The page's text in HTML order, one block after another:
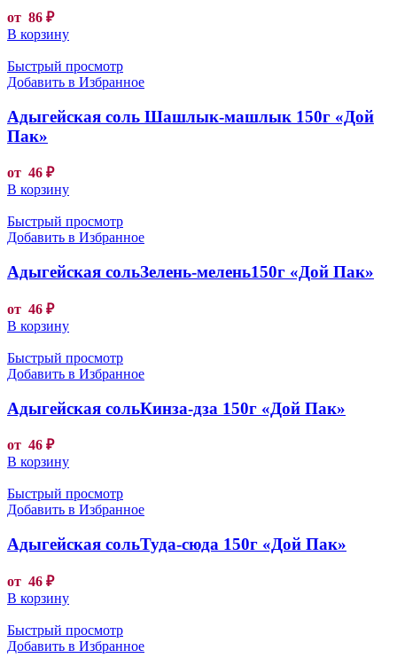
от 86 ₽
В корзину
Быстрый просмотр
Добавить в Избранное
Адыгейская соль Шашлык-машлык 150г «Дой
Пак»
от 46 ₽
В корзину
Быстрый просмотр
Добавить в Избранное
Адыгейская сольЗелень-мелень150г «Дой Пак»
от 46 ₽
В корзину
Быстрый просмотр
Добавить в Избранное
Адыгейская сольКинза-дза 150г «Дой Пак»
от 46 ₽
В корзину
Быстрый просмотр
Добавить в Избранное
Адыгейская сольТуда-сюда 150г «Дой Пак»
от 46 ₽
В корзину
Быстрый просмотр
Добавить в Избранное